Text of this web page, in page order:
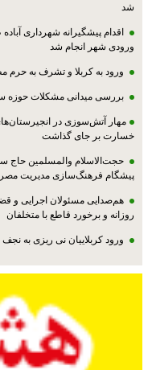
شد
اقدام پیشگیرانه شهرداری
ورودی شهر انجام شد
ورود به کربلا و تشرف به حرم
بررسی میدانی مشکلات حوزه
خسارت بر جای گذاشت
حجت‌الاسلام والمسلمین حاج
پیشگام فرهنگ‌سازی مدیریت
هم‌صدایی مسئولان اجرایی و
روزانه و برخورد قاطع با متخلفان
ورود کربلاییان نی ریزی به